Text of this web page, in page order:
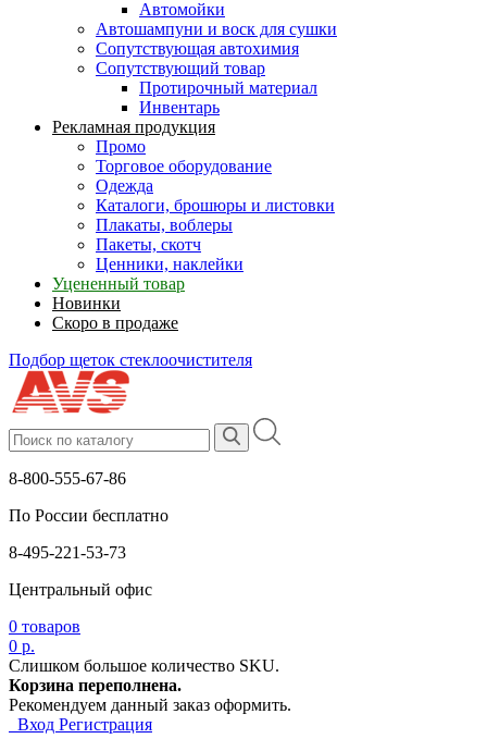
Автомойки
Автошампуни и воск для сушки
Сопутствующая автохимия
Сопутствующий товар
Протирочный материал
Инвентарь
Рекламная продукция
Промо
Торговое оборудование
Одежда
Каталоги, брошюры и листовки
Плакаты, воблеры
Пакеты, скотч
Ценники, наклейки
Уцененный товар
Новинки
Скоро в продаже
Подбор щеток стеклоочистителя
8-800-555-67-86
По России бесплатно
8-495-221-53-73
Центральный офис
0 товаров
0 р.
Слишком большое количество SKU.
Корзина переполнена.
Рекомендуем данный заказ оформить.
Вход Регистрация